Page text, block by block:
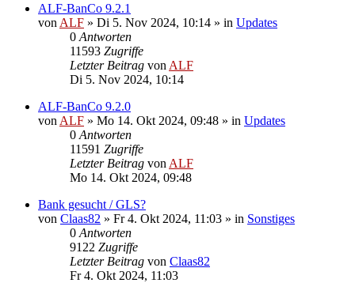
ALF-BanCo 9.2.1
von ALF » Di 5. Nov 2024, 10:14 » in Updates
0 Antworten
11593 Zugriffe
Letzter Beitrag von ALF
Di 5. Nov 2024, 10:14
ALF-BanCo 9.2.0
von ALF » Mo 14. Okt 2024, 09:48 » in Updates
0 Antworten
11591 Zugriffe
Letzter Beitrag von ALF
Mo 14. Okt 2024, 09:48
Bank gesucht / GLS?
von Claas82 » Fr 4. Okt 2024, 11:03 » in Sonstiges
0 Antworten
9122 Zugriffe
Letzter Beitrag von Claas82
Fr 4. Okt 2024, 11:03